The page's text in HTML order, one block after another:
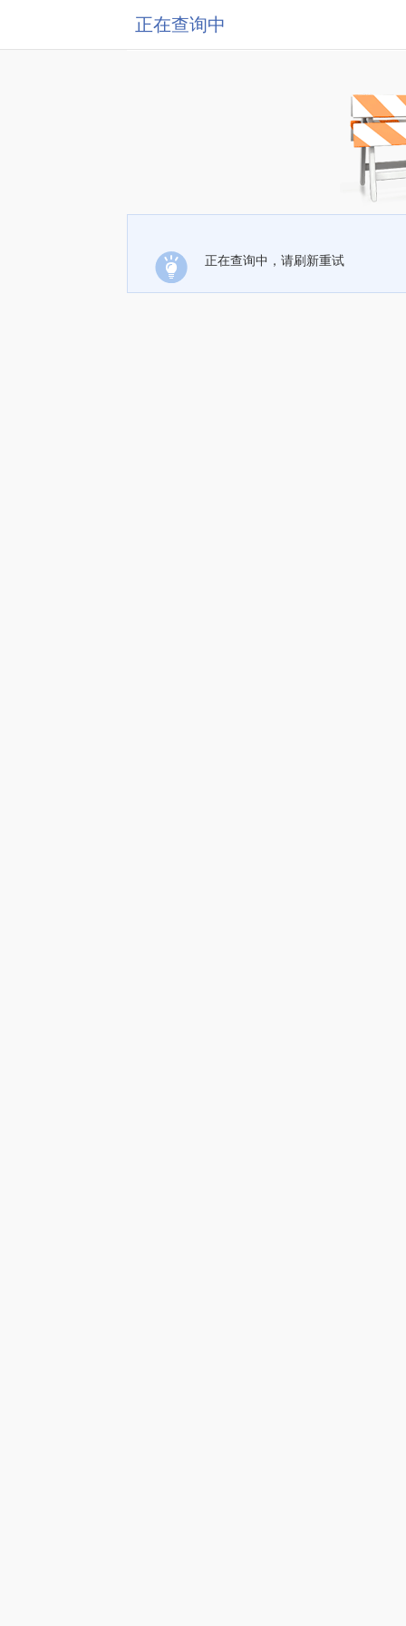
正在查询中
正在查询中，请刷新重试